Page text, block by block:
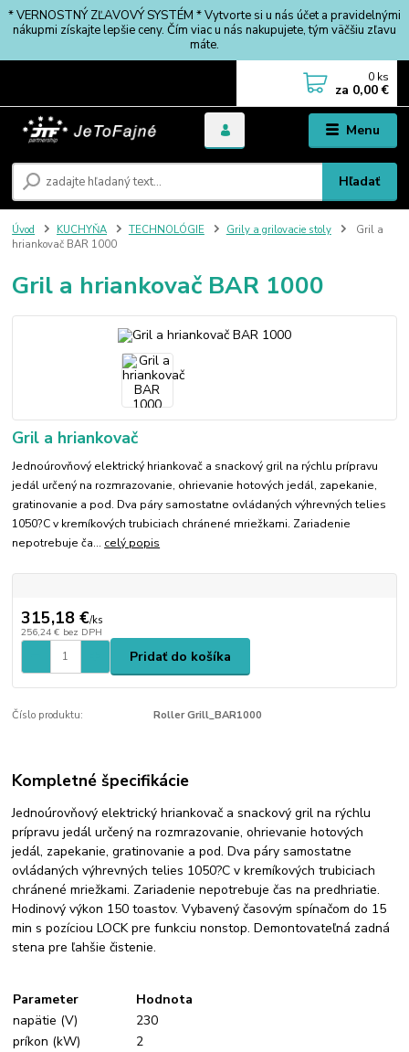
* VERNOSTNÝ ZĽAVOVÝ SYSTÉM * Vytvorte si u nás účet a pravidelnými
nákupmi získajte lepšie ceny. Čím viac u nás nakupujete, tým väčšiu zľavu
máte.
Menu
Hľadať
0 ks
za 0,00 €
Úvod KUCHYŇA TECHNOLÓGIE Grily a grilovacie stoly
Gril a
hriankovač BAR 1000
Gril a hriankovač BAR 1000
Gril a hriankovač
Jednoúrovňový elektrický hriankovač a snackový gril na rýchlu prípravu
jedál určený na rozmrazovanie, ohrievanie hotových jedál, zapekanie,
gratinovanie a pod. Dva páry samostatne ovládaných výhrevných telies
1050?C v kremíkových trubiciach chránené mriežkami. Zariadenie
nepotrebuje ča... celý popis
315,18 €/ks
256,24 € bez DPH
Pridať do košíka
Číslo produktu: Roller Grill_BAR1000
Kompletné špecifikácie
Jednoúrovňový elektrický hriankovač a snackový gril na rýchlu
prípravu jedál určený na rozmrazovanie, ohrievanie hotových
jedál, zapekanie, gratinovanie a pod. Dva páry samostatne
ovládaných výhrevných telies 1050?C v kremíkových trubiciach
chránené mriežkami. Zariadenie nepotrebuje čas na predhriatie.
Hodinový výkon 150 toastov. Vybavený časovým spínačom do 15
min s pozíciou LOCK pre funkciu nonstop. Demontovateľná zadná
stena pre ľahšie čistenie.
Parameter
Hodnota
napätie (V)
230
príkon (kW)
2